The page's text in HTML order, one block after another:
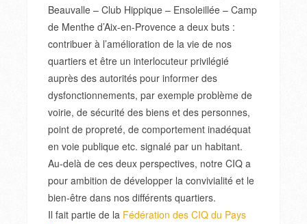
Beauvalle – Club Hippique – Ensoleillée – Camp
de Menthe d’Aix-en-Provence a deux buts :
contribuer à l’amélioration de la vie de nos
quartiers et être un interlocuteur privilégié
auprès des autorités pour informer des
dysfonctionnements, par exemple problème de
voirie, de sécurité des biens et des personnes,
point de propreté, de comportement inadéquat
en voie publique etc. signalé par un habitant.
Au-delà de ces deux perspectives, notre CIQ a
pour ambition de développer la convivialité et le
bien-être dans nos différents quartiers.
Il fait partie de la Fédération des CIQ du Pays